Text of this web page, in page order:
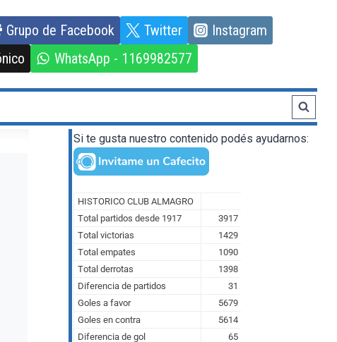
Grupo de Facebook Twitter
Instagram
WhatsApp - 1169982577
Si te gusta nuestro contenido podés ayudarnos: